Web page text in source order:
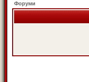
Форуми